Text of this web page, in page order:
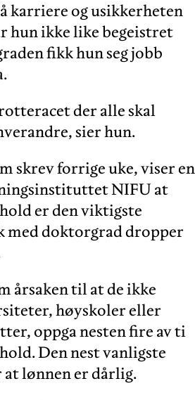
karriere og usikkerheten
hun ikke like begeistret
fikk hun seg jobb
der alle skal
sier hun.
skrev forrige uke, viser en
NIFU at
er den viktigste
med doktorgrad dropper
årsaken til at de ikke
høyskoler eller
oppga nesten fire av ti
Den nest vanligste
lønnen er dårlig.